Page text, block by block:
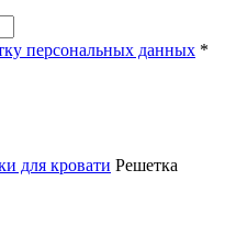
персональных данных *
для кровати Решетка